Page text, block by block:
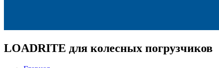
LOADRITE для колесных погрузчиков